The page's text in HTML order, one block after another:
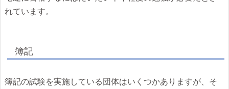
れています。
簿記
簿記の試験を実施している団体はいくつかありますが、そ